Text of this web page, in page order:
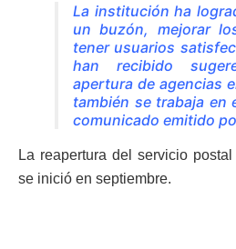
La institución ha
un buzón, mejorar
tener usuarios
han recibido
apertura de agencias
también se trabaja en
comunicado emitido
La reapertura del servicio
se inició en septiembre.